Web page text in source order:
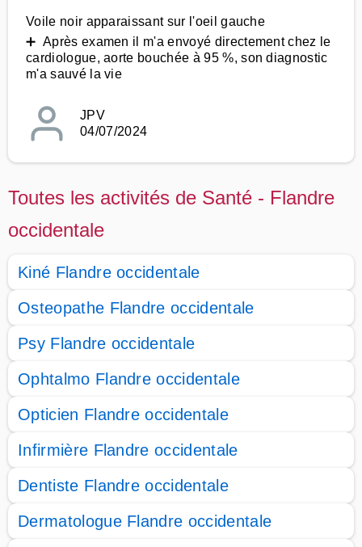
Voile noir apparaissant sur l'oeil gauche
➕ Après examen il m'a envoyé directement chez le
cardiologue, aorte bouchée à 95 %, son diagnostic
m'a sauvé la vie
JPV
04/07/2024
Toutes les activités de Santé - Flandre
occidentale
Kiné Flandre occidentale
Osteopathe Flandre occidentale
Psy Flandre occidentale
Ophtalmo Flandre occidentale
Opticien Flandre occidentale
Infirmière Flandre occidentale
Dentiste Flandre occidentale
Dermatologue Flandre occidentale